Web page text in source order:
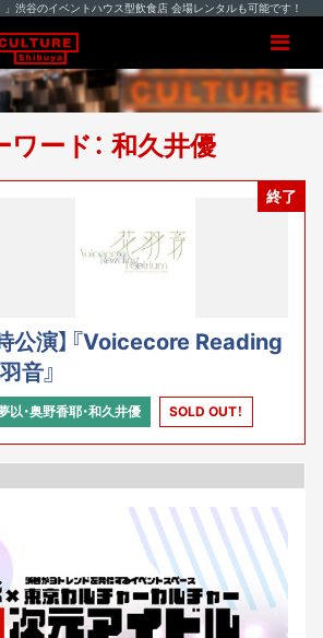
」渋谷のイベントハウス型飲食店 会場レンタルも可能です！
ード： 和久井優
終了
公演】『Voicecore Reading
音』
以・奥野香耶・和久井優 SOLD OUT！